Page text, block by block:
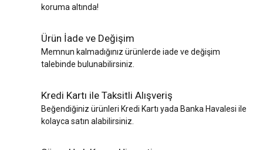
koruma altında!
Ürün İade ve Değişim
Memnun kalmadığınız ürünlerde iade ve değişim
talebinde bulunabilirsiniz.
Kredi Kartı ile Taksitli Alışveriş
Beğendiğiniz ürünleri Kredi Kartı yada Banka Havalesi ile
kolayca satın alabilirsiniz.